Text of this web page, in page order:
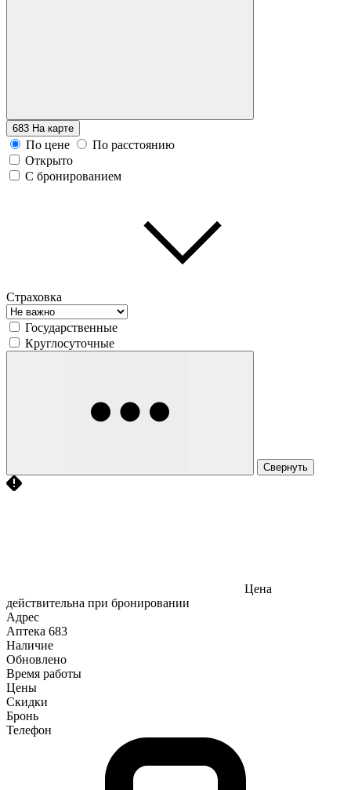
683 На карте
По цене
По расстоянию
Открыто
С бронированием
Страховка
Государственные
Круглосуточные
Свернуть
Цена
действительна при бронировании
Адрес
Аптека 683
Наличие
Обновлено
Время работы
Цены
Скидки
Бронь
Телефон